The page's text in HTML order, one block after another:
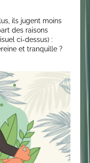
ils jugent moins
des raisons
ci-dessus) :
et tranquille ?